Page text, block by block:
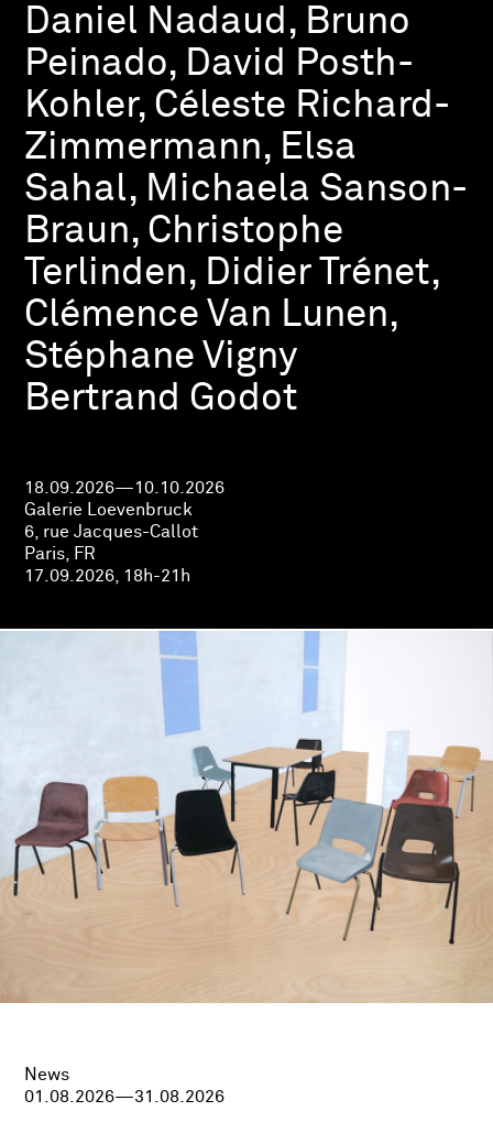
Daniel Nadaud, Bruno
Peinado, David Posth-
Kohler, Céleste Richard-
Zimmermann, Elsa
Sahal, Michaela Sanson-
Braun, Christophe
Terlinden, Didier Trénet,
Clémence Van Lunen,
Stéphane Vigny
Bertrand Godot
18.09.2026—10.10.2026
Galerie Loevenbruck
6, rue Jacques-Callot
Paris, FR
17.09.2026, 18h-21h
News
01.08.2026—31.08.2026